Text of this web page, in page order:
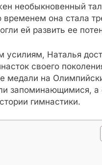
необыкновенный
она стала
ей развить ее
Наталья
своего
медали на
запоминающимися,
гимнастики.